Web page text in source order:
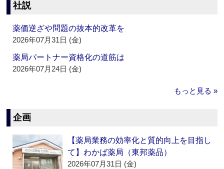
社説
薬価逆ざや問題の抜本的改革を
2026年07月31日 (金)
薬局パートナー資格化の道筋は
2026年07月24日 (金)
もっと見る »
企画
【薬局業務の効率化と質的向上を目指し
て】わかば薬局（東邦薬品）
2026年07月31日 (金)